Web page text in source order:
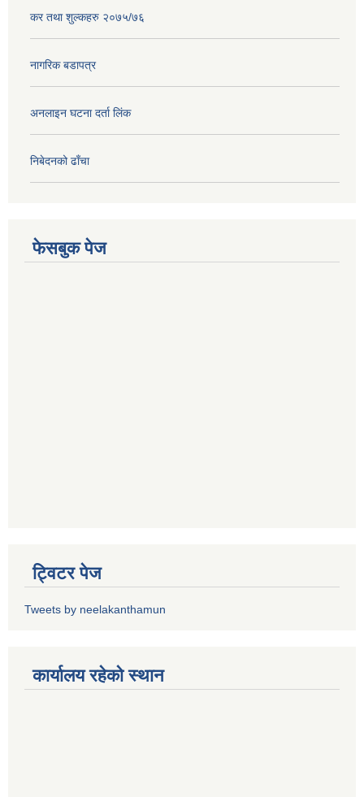
कर तथा शुल्कहरु २०७५/७६
नागरिक बडापत्र
अनलाइन घटना दर्ता लिंक
निबेदनको ढाँचा
फेसबुक पेज
ट्विटर पेज
Tweets by neelakanthamun
कार्यालय रहेको स्थान